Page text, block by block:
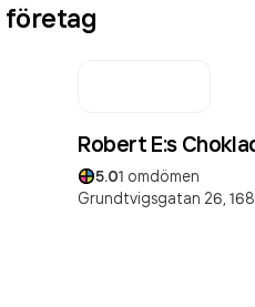
företag
Robert E:s
5.01 omdömen
Grundtvigsgatan 26,